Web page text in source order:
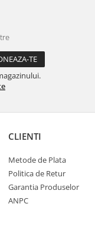
CLIENTI
Metode de Plata
Politica de Retur
Garantia Produselor
ANPC